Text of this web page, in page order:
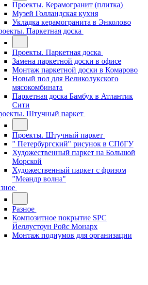
Проекты. Керамогранит (плитка)
Музей Голландская кухня
Укладка керамогранита в Энколово
Паркетная доска
Проекты. Паркетная доска
Замена паркетной доски в офисе
Монтаж паркетной доски в Комарово
Новый пол для Великолукского
мясокомбината
Паркетная доска Бамбук в Атлантик
Сити
Штучный паркет
Проекты. Штучный паркет
" Петербургский" рисунок в СПбГУ
Художественный паркет на Большой
Морской
Художественный паркет с фризом
"Меандр волна"
Разное
Композитное покрытие SPC
Йеллустоун Ройс Монарх
Монтаж подиумов для организации